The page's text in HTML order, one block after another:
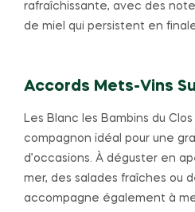
rafraîchissante, avec des
de miel qui persistent en
Accords Mets-Vins
Les Blanc les Bambins du
compagnon idéal pour une
d’occasions. À déguster en
mer, des salades fraîches ou
accompagne également à